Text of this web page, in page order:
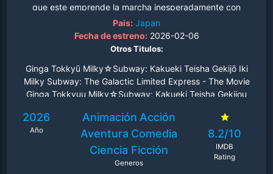
que este emprende la marcha inesperadamente con
ellos dentro..
Pais: Japan
Fecha de estreno:2026-02-06
Otros Titulos:
Ginga Tokkyū Milky☆Subway: Kakueki Teisha Gekijō Iki
Milky Subway: The Galactic Limited Express - The Movie
Ginga Tokkyuu Milky☆Subway: Kakueki Teisha Gekijou
2026
Año
Animación Acción
Aventura Comedia
Ciencia Ficción
Generos
8.2/10
IMDB
Rating